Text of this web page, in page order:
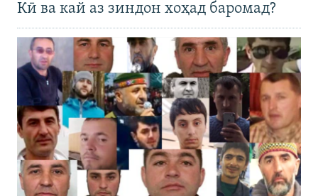
Кӣ ва кай аз зиндон хоҳад баромад?